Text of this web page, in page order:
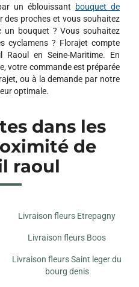
un éblouissant
bouquet de
des proches et vous souhaitez
bouquet ? Vous souhaitez
cyclamens ? Florajet compte
en Seine-Maritime. En
votre commande est préparée
ou à la demande par notre
optimale.
dans les
de
raoul
Livraison fleurs Etrepagny
Livraison fleurs Boos
Livraison fleurs Saint leger du
bourg denis